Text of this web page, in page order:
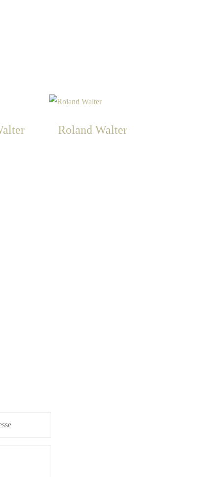
Roland Walter